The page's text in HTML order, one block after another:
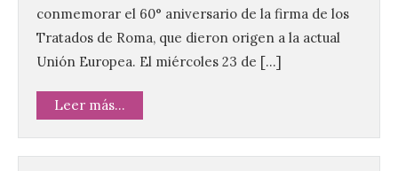
conmemorar el 60° aniversario de la firma de los
Tratados de Roma, que dieron origen a la actual
Unión Europea. El miércoles 23 de […]
Leer más...